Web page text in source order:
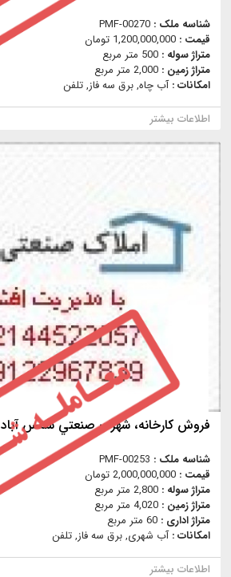
شناسه ملک : PMF-00270
قیمت : 1,200,000,000 تومان
متراژ سوله : 500 متر مربع
متراژ زمین : 2,000 متر مربع
امکانات :آب چاه, برق سه فاز, تلفن
اطلاعات بیشتر
فروش كارخانه، شهرك صنعتي شمس آباد
شناسه ملک : PMF-00253
قیمت : 2,000,000,000 تومان
متراژ سوله : 2,800 متر مربع
متراژ زمین : 4,020 متر مربع
متراژ اداری : 60 متر مربع
امکانات :آب شهری, برق سه فاز, تلفن
اطلاعات بیشتر